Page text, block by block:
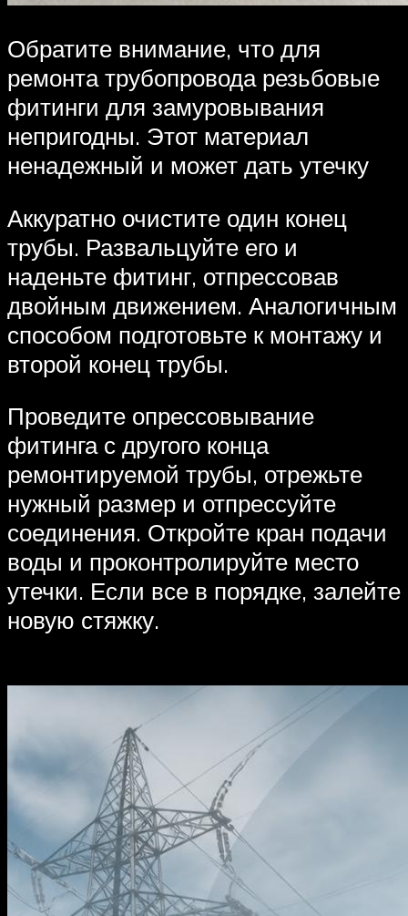
Обратите внимание, что для
ремонта трубопровода резьбовые
фитинги для замуровывания
непригодны. Этот материал
ненадежный и может дать утечку
Аккуратно очистите один конец
трубы. Развальцуйте его и
наденьте фитинг, отпрессовав
двойным движением. Аналогичным
способом подготовьте к монтажу и
второй конец трубы.
Проведите опрессовывание
фитинга с другого конца
ремонтируемой трубы, отрежьте
нужный размер и отпрессуйте
соединения. Откройте кран подачи
воды и проконтролируйте место
утечки. Если все в порядке, залейте
новую стяжку.